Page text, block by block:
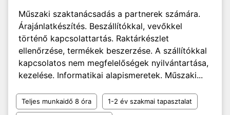
Műszaki szaktanácsadás a partnerek számára.
Árajánlatkészítés. Beszállítókkal, vevőkkel
történő kapcsolattartás. Raktárkészlet
ellenőrzése, termékek beszerzése. A szállítókkal
kapcsolatos nem megfelelőségek nyilvántartása,
kezelése. Informatikai alapismeretek. Műszaki...
Teljes munkaidő 8 óra 1-2 év szakmai tapasztalat